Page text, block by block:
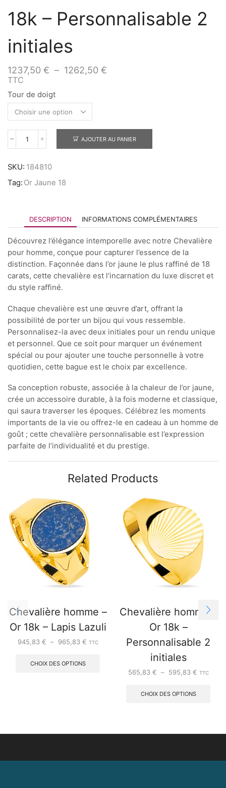
18k – Personnalisable 2
initiales
1237,50 € – 1262,50 €
TTC
Tour de doigt
AJOUTER AU PANIER
SKU: 184810
Tag: Or Jaune 18
DESCRIPTION INFORMATIONS COMPLÉMENTAIRES
Découvrez l’élégance intemporelle avec notre Chevalière
pour homme, conçue pour capturer l’essence de la
distinction. Façonnée dans l’or jaune le plus raffiné de 18
carats, cette chevalière est l’incarnation du luxe discret et
du style raffiné.
Chaque chevalière est une œuvre d’art, offrant la
possibilité de porter un bijou qui vous ressemble.
Personnalisez-la avec deux initiales pour un rendu unique
et personnel. Que ce soit pour marquer un événement
spécial ou pour ajouter une touche personnelle à votre
quotidien, cette bague est le choix par excellence.
Sa conception robuste, associée à la chaleur de l’or jaune,
crée un accessoire durable, à la fois moderne et classique,
qui saura traverser les époques. Célébrez les moments
importants de la vie ou offrez-le en cadeau à un homme de
goût ; cette chevalière personnalisable est l’expression
parfaite de l’individualité et du prestige.
Related Products
Chevalière homme –
Or 18k – Lapis Lazuli
945,83 € – 965,83 € TTC
CHOIX DES OPTIONS
Chevalière homme –
Or 18k –
Personnalisable 2
initiales
565,83 € – 595,83 € TTC
CHOIX DES OPTIONS